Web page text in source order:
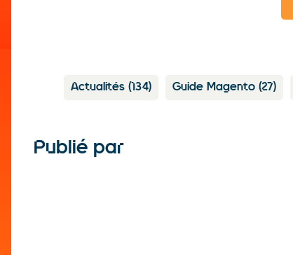
Actualités (134) Guide Magento (27)
Publié par